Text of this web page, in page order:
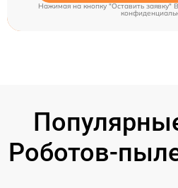
Нажимая на кнопку "Оставить заявку"
Роботов-